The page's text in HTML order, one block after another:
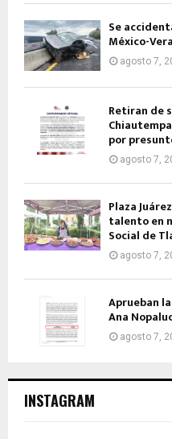
Se
México-
agosto 7,
Retiran de
por
agosto 7,
Plaza
talento en
Social de
agosto 7,
Aprueban
Ana
agosto 7,
INSTAGRAM